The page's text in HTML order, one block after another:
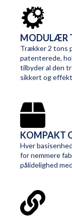
MODULÆR
Trækker 2 tons
patenterede,
tilbyder al den
sikkert og
KOMPAKT
Hver
for nemmere
pålidelighed